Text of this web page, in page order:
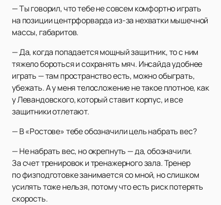
— Ты говорил, что тебе не совсем комфортно играть
на позиции центрфорварда из-за нехватки мышечной
массы, габаритов.
— Да, когда попадается мощный защитник, то с ним
тяжело бороться и сохранять мяч. Инсайда удобнее
играть — там пространство есть, можно обыграть,
убежать. А у меня телосложение не такое плотное, как
у Левандовского, который ставит корпус, и все
защитники отлетают.
— В «Ростове» тебе обозначили цель набрать вес?
— Не набрать вес, но окрепнуть — да, обозначили.
За счет тренировок и тренажерного зала. Тренер
по физподготовке занимается со мной, но слишком
усилять тоже нельзя, потому что есть риск потерять
скорость.